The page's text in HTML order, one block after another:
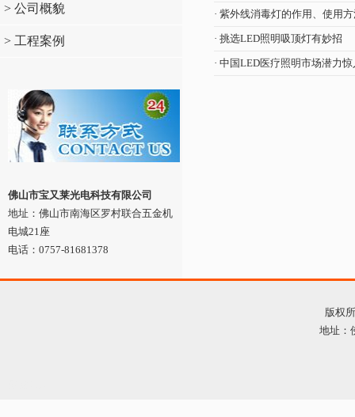
> 公司概貌
> 工程案例
佛山市宝又莱光电科技有限公司
地址：佛山市南海区罗村联合五金机
电城21座
电话：0757-81681378
· 紫外线消毒灯的作用、使用
· 挑选LED照明吸顶灯有妙招
· 中国LED医疗照明市场潜力惊
版权
地址：